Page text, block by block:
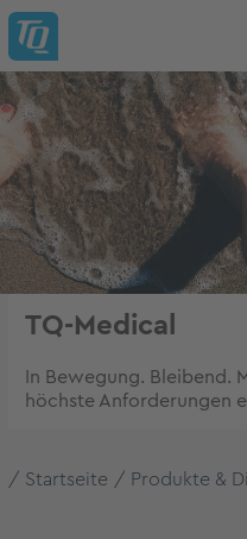
TQ-Medical
In Bewegung. Bleibend.
höchste Anforderungen
Startseite Produkte &